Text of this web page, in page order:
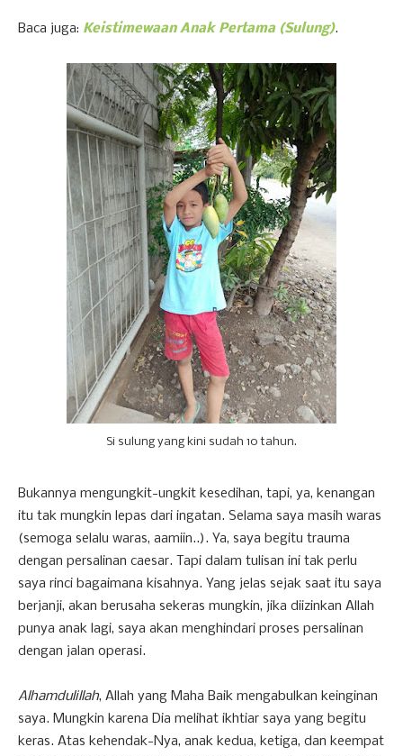
Baca juga: Keistimewaan Anak Pertama (Sulung).
Si sulung yang kini sudah 10 tahun.
Bukannya mengungkit-ungkit kesedihan, tapi, ya, kenangan
itu tak mungkin lepas dari ingatan. Selama saya masih waras
(semoga selalu waras, aamiin..). Ya, saya begitu trauma
dengan persalinan caesar. Tapi dalam tulisan ini tak perlu
saya rinci bagaimana kisahnya. Yang jelas sejak saat itu saya
berjanji, akan berusaha sekeras mungkin, jika diizinkan Allah
punya anak lagi, saya akan menghindari proses persalinan
dengan jalan operasi.
Alhamdulillah, Allah yang Maha Baik mengabulkan keinginan
saya. Mungkin karena Dia melihat ikhtiar saya yang begitu
keras. Atas kehendak-Nya, anak kedua, ketiga, dan keempat